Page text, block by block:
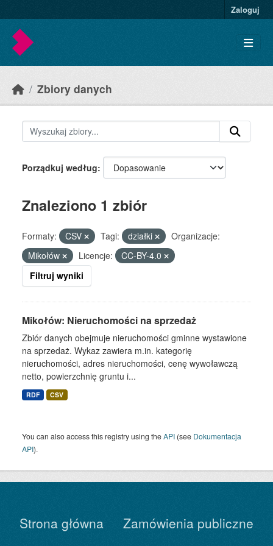
Zaloguj
Zbiory danych
Porządkuj według
Znaleziono 1 zbiór
Formaty: CSV Tagi: działki
Organizacje:
Mikołów
Licencje:
CC-BY-4.0
Filtruj wyniki
Mikołów: Nieruchomości na sprzedaż
Zbiór danych obejmuje nieruchomości gminne wystawione
na sprzedaż. Wykaz zawiera m.in. kategorię
nieruchomości, adres nieruchomości, cenę wywoławczą
netto, powierzchnię gruntu i...
RDF CSV
You can also access this registry using theAPI (see Dokumentacja
API).
Strona główna
Zamówienia publiczne